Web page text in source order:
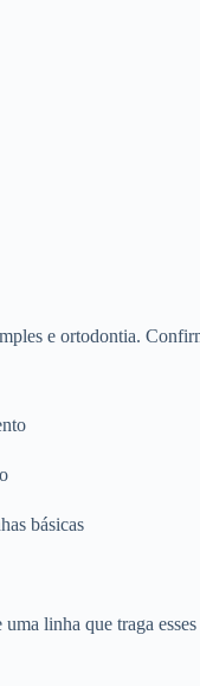
e ortodontia.
básicas
linha que traga